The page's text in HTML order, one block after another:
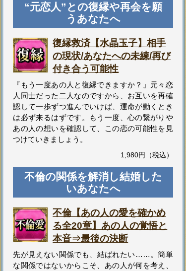
“元恋人”との復縁や再会を願
うあなたへ
復縁救済【水晶玉子】相手
の現状/あなたへの未練/再び
付き合う可能性
『もう一度あの人と復縁できますか？』元々恋
人同士だった二人なのですから、お互いを再確
認して一歩ずつ進んでいけば、運命が動くとき
は必ず来るはずです。もう一度、心の繋がりや
あの人の想いを確認して、この恋の可能性を見
つけていきましょう。
1,980円（税込）
不倫の関係を解消し結婚した
いあなたへ
不倫【あの人の愛を確かめ
る全20章】あの人の覚悟と
本音⇒最後の決断
先が見えない関係でも、結ばれたい……。簡単
な関係ではないからこそ、あの人が何を考え、